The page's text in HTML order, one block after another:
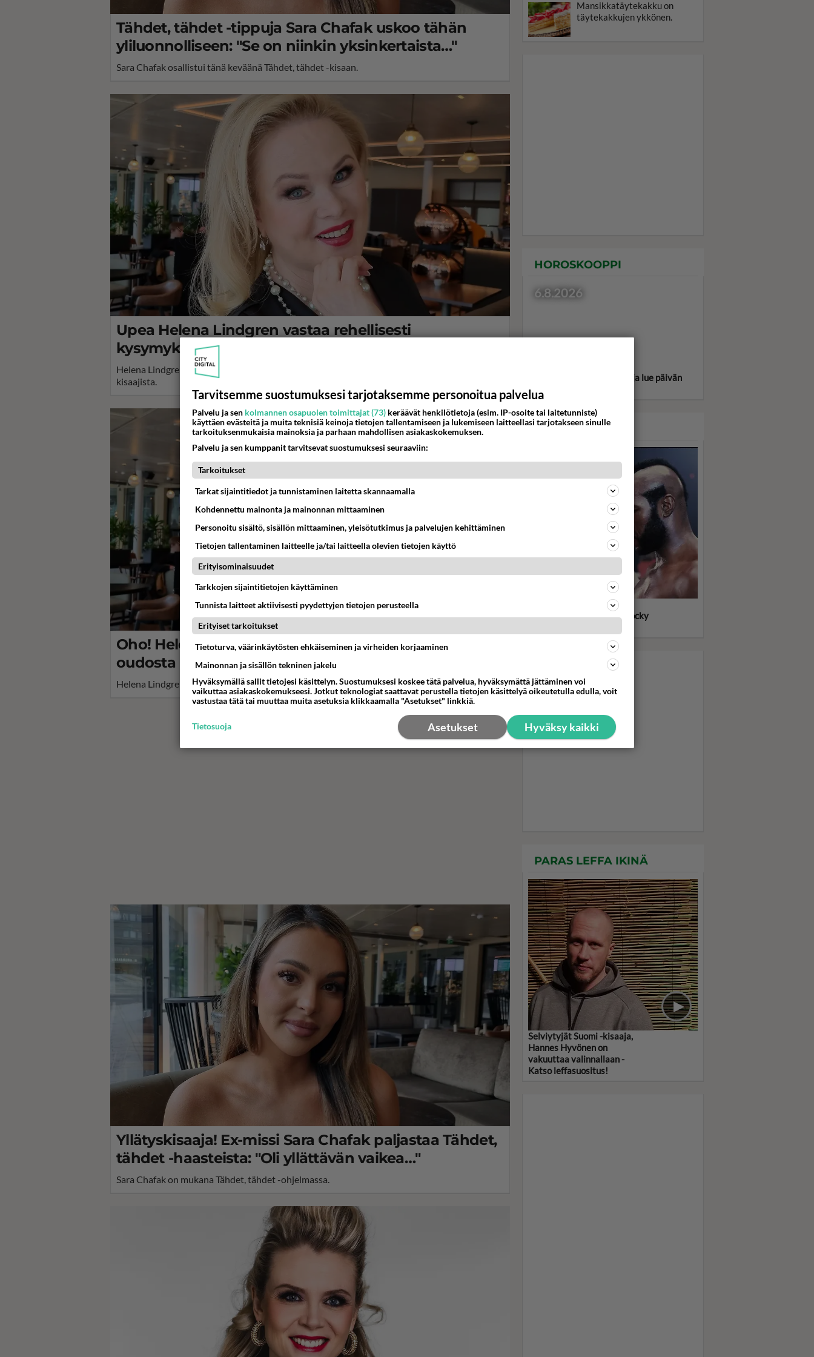
Tähdet, tähdet -tippuja Sara Chafak uskoo tähän
yliluonnolliseen: "Se on niinkin yksinkertaista…"
Sara Chafak osallistui tänä keväänä Tähdet, tähdet -kisaan.
Upea Helena Lindgren vastaa rehellisesti
kysymykseen "Mikä on hehkeytesi salaisuus?"
Helena Lindgren on laulaja ja pitkän uran tehnyt meikkitaiteilija. Hän on yksi Tähdet, tähdet -
kisaajista.
Oho! Helena Lindgren täräyttää rehelliset sanat
oudosta ristiriidasta: "Sehän on päin helvettiä!"
Helena Lindgren on yksi Tähdet, tähdet -julkkiskisaajista.
Yllätyskisaaja! Ex-missi Sara Chafak paljastaa Tähdet,
tähdet -haasteista: "Oli yllättävän vaikea…"
Sara Chafak on mukana Tähdet, tähdet -ohjelmassa.
Mansikkatäytekakku on
täytekakkujen ykkönen.
HOROSKOOPPI
6.8.2026
Valitse oma tähtimerkkisi ja lue päivän
horoskooppi!
KASARI
Stallone meinasi heittää
henkensä kuvauksissa - Rocky
PARAS LEFFA IKINÄ
Selviytyjät Suomi -kisaaja,
Hannes Hyvönen on
vakuuttaa valinnallaan -
Katso leffasuositus!
Tarvitsemme suostumuksesi tarjotaksemme personoitua palvelua
Palvelu ja sen kolmannen osapuolen toimittajat (73) keräävät henkilötietoja (esim. IP-osoite tai laitetunniste)
käyttäen evästeitä ja muita teknisiä keinoja tietojen tallentamiseen ja lukemiseen laitteellasi tarjotakseen sinulle
tarkoituksenmukaisia mainoksia ja parhaan mahdollisen asiakaskokemuksen.
Palvelu ja sen kumppanit tarvitsevat suostumuksesi seuraaviin:
Tarkoitukset
Tarkat sijaintitiedot ja tunnistaminen laitetta skannaamalla
Kohdennettu mainonta ja mainonnan mittaaminen
Personoitu sisältö, sisällön mittaaminen, yleisötutkimus ja palvelujen kehittäminen
Tietojen tallentaminen laitteelle ja/tai laitteella olevien tietojen käyttö
Erityisominaisuudet
Tarkkojen sijaintitietojen käyttäminen
Tunnista laitteet aktiivisesti pyydettyjen tietojen perusteella
Erityiset tarkoitukset
Tietoturva, väärinkäytösten ehkäiseminen ja virheiden korjaaminen
Mainonnan ja sisällön tekninen jakelu
Hyväksymällä sallit tietojesi käsittelyn. Suostumuksesi koskee tätä palvelua, hyväksymättä jättäminen voi
vaikuttaa asiakaskokemukseesi. Jotkut teknologiat saattavat perustella tietojen käsittelyä oikeutetulla edulla, voit
vastustaa tätä tai muuttaa muita asetuksia klikkaamalla "Asetukset" linkkiä.
Hyväksy kaikki
Asetukset
Tietosuoja